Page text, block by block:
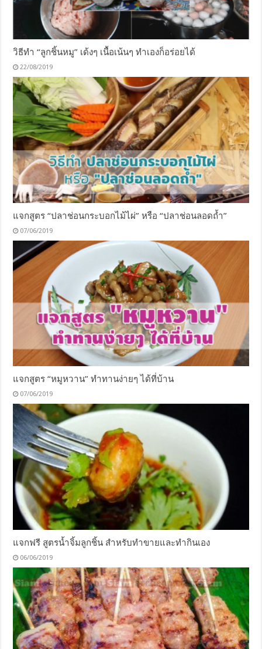
วิธีทำ “ลูกชิ้นหมู” เด้งๆ เนื้อเน้นๆ ทำเองก็อร่อยได้
22/08/2019
แจกสูตร “ปลาช่อนกระบอกไม้ไผ่” หรือ “ปลาช่อนลอดถ้ำ”
07/06/2019
แจกสูตร “หมูหวาน” ทำทานง่ายๆ ได้ที่บ้าน
07/06/2019
แจกฟรี สูตรน้ำจิ้มลูกชิ้น สำหรับทำขายและทำกินเอง
06/06/2019